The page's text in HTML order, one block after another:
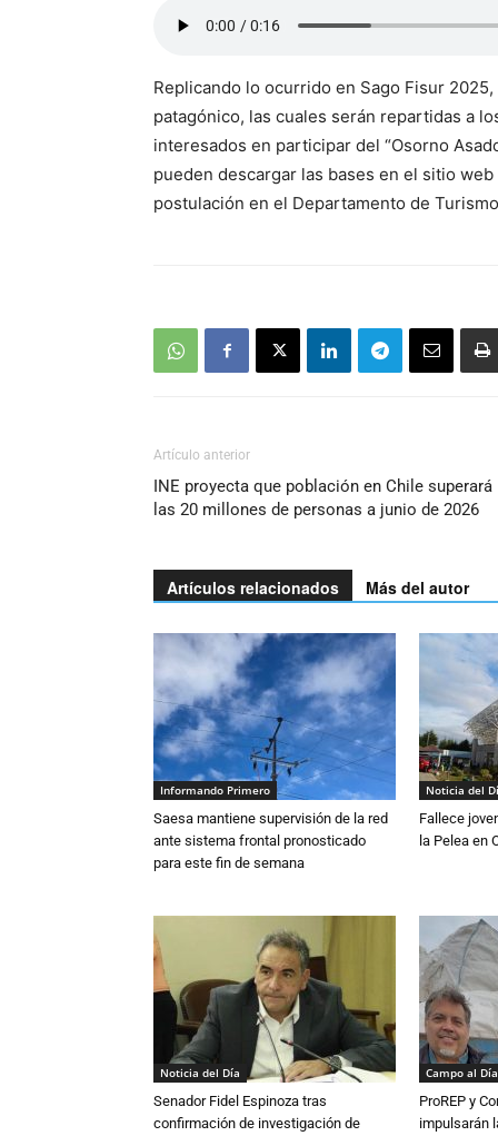
Replicando lo ocurrido en Sago Fisur
patagónico, las cuales serán repartidas a
interesados en participar del “Osorno
pueden descargar las bases en el sitio
postulación en el Departamento de
Artículo anterior
INE proyecta que población en Chile superará
las 20 millones de personas a junio de 2026
Artículos relacionados Más del autor
Informando Primero
Saesa mantiene supervisión de la red
ante sistema frontal pronosticado
para este fin de semana
Noticia del
Fallece
la Pelea en
Noticia del Día
Senador Fidel Espinoza tras
confirmación de investigación de
Campo al Día
ProREP y
impulsarán